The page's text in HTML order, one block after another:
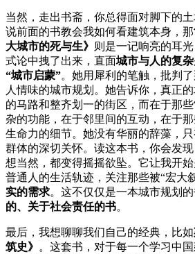
当然，走出书斋，你总得面对脚下的
说前面的书教会我如何看建筑本身，那
大城市的死与生》 则是一记响亮的耳
式论中拽了出来，直面城市与人的复
“城市启蒙”。她用犀利的笔触，批判
人情味的城市规划。她告诉你，真正
的马路和整齐划一的街区，而在于那
杂的功能，在于邻里间的互动，在于
生命力的细节。她没有华丽的辞藻，
群体的深切关怀。读这本书，你会发
想当然，都变得摇摇欲坠。它让我开
普通人的生活轨迹，关注那些被“宏大
实的需求。这不仅仅是一本城市规划
的、关于社会责任的书。
最后，我想聊聊我们自己的经典，比如
筑史》 。这套书，对于每一个学习中